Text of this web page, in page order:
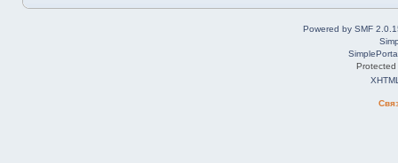
Powered by SMF